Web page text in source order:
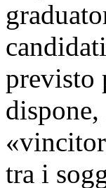
previsto
tra i